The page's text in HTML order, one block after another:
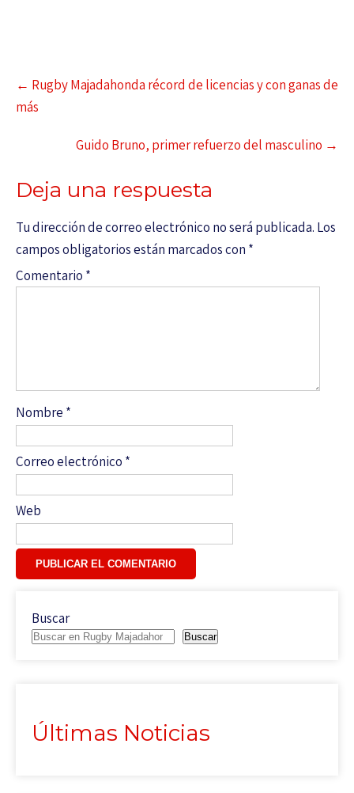
← Rugby Majadahonda récord de licencias y con ganas de
más
Guido Bruno, primer refuerzo del masculino →
Deja una respuesta
Tu dirección de correo electrónico no será publicada. Los
campos obligatorios están marcados con *
Comentario *
Nombre *
Correo electrónico *
Web
Buscar
Buscar
Últimas Noticias